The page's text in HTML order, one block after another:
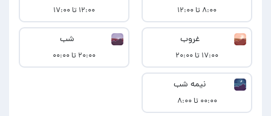
۸:۰۰ تا ۱۲:۰۰ ۱۲:۰۰ تا ۱۷:۰۰
غروب
۱۷:۰۰ تا ۲۰:۰۰
شب
۲۰:۰۰ تا ۰۰:۰۰
نیمه شب
۰۰:۰۰ تا ۸:۰۰